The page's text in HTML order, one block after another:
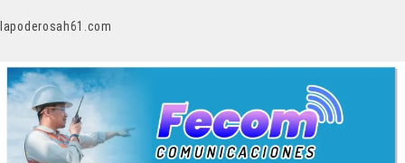
lapoderosah61.com